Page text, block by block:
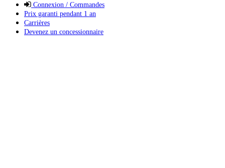
Connexion / Commandes
Prix garanti pendant 1 an
Carrières
Devenez un concessionnaire